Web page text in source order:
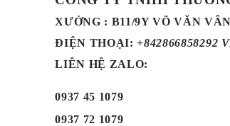
XƯỞNG : B11/9Y VÕ VĂN
ĐIỆN THOẠI: +842866858292
LIÊN HỆ ZALO:
0937 45 1079
0937 72 1079